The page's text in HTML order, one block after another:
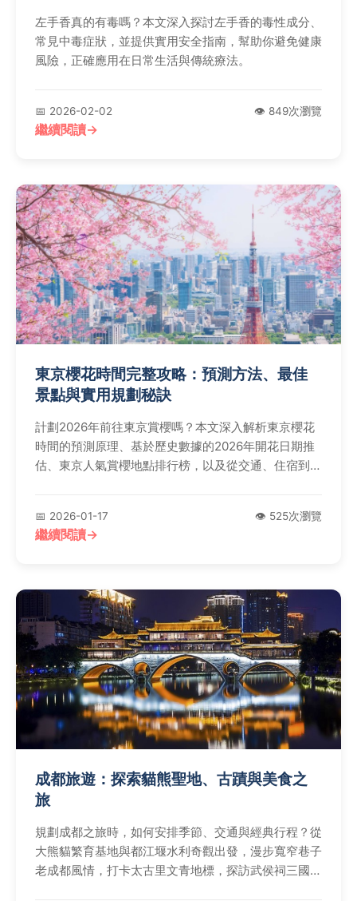
左手香真的有毒嗎？本文深入探討左手香的毒性成分、
常見中毒症狀，並提供實用安全指南，幫助你避免健康
風險，正確應用在日常生活與傳統療法。
📅 2026-02-02 👁️ 849次瀏覽
繼續閱讀
東京櫻花時間完整攻略：預測方法、最佳
景點與實用規劃秘訣
計劃2026年前往東京賞櫻嗎？本文深入解析東京櫻花
時間的預測原理、基於歷史數據的2026年開花日期推
估、東京人氣賞櫻地點排行榜，以及從交通、住宿到攝
📅 2026-01-17 👁️ 525次瀏覽
繼續閱讀
成都旅遊：探索貓熊聖地、古蹟與美食之
旅
規劃成都之旅時，如何安排季節、交通與經典行程？從
大熊貓繁育基地與都江堰水利奇觀出發，漫步寬窄巷子
老成都風情，打卡太古里文青地標，探訪武侯祠三國聖